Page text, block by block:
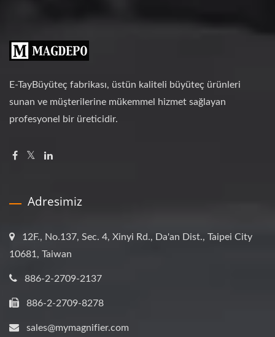
E-TayBüyüteç fabrikası, üstün kaliteli büyüteç ürünleri
sunan ve müşterilerine mükemmel hizmet sağlayan
profesyonel bir üreticidir.
Adresimiz
12F., No.137, Sec. 4, Xinyi Rd., Da'an Dist., Taipei City
10681, Taiwan
886-2-2709-2137
886-2-2709-8278
sales@mymagnifier.com